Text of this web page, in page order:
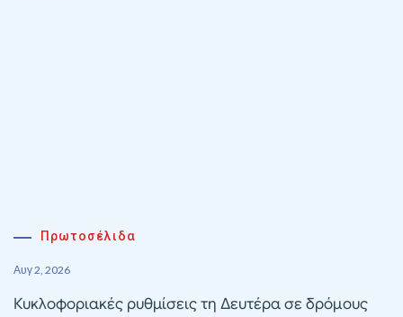
Πρωτοσέλιδα
Αυγ 2, 2026
Κυκλοφοριακές ρυθμίσεις τη Δευτέρα σε δρόμους